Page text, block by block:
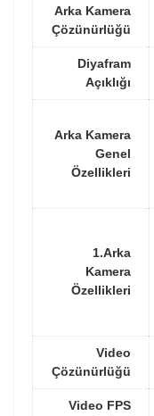
Arka Kamera
Çözünürlüğü
Diyafram
Açıklığı
Arka Kamera
Genel
Özellikleri
1.Arka
Kamera
Özellikleri
Video
Çözünürlüğü
Video FPS